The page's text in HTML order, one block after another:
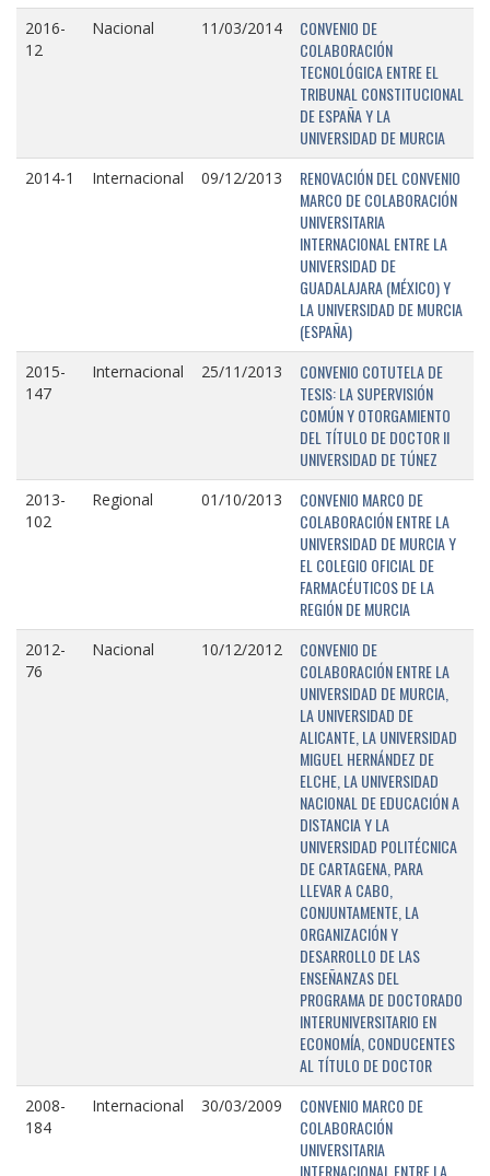
2016-
12
Nacional 11/03/2014
CONVENIO DE
COLABORACIÓN
TECNOLÓGICA ENTRE EL
TRIBUNAL CONSTITUCIONAL
DE ESPAÑA Y LA
UNIVERSIDAD DE MURCIA
2014-1 Internacional 09/12/2013
RENOVACIÓN DEL CONVENIO
MARCO DE COLABORACIÓN
UNIVERSITARIA
INTERNACIONAL ENTRE LA
UNIVERSIDAD DE
GUADALAJARA (MÉXICO) Y
LA UNIVERSIDAD DE MURCIA
(ESPAÑA)
2015-
147
Internacional 25/11/2013
CONVENIO COTUTELA DE
TESIS: LA SUPERVISIÓN
COMÚN Y OTORGAMIENTO
DEL TÍTULO DE DOCTOR II
UNIVERSIDAD DE TÚNEZ
2013-
102
Regional 01/10/2013
CONVENIO MARCO DE
COLABORACIÓN ENTRE LA
UNIVERSIDAD DE MURCIA Y
EL COLEGIO OFICIAL DE
FARMACÉUTICOS DE LA
REGIÓN DE MURCIA
2012-
76
Nacional 10/12/2012
CONVENIO DE
COLABORACIÓN ENTRE LA
UNIVERSIDAD DE MURCIA,
LA UNIVERSIDAD DE
ALICANTE, LA UNIVERSIDAD
MIGUEL HERNÁNDEZ DE
ELCHE, LA UNIVERSIDAD
NACIONAL DE EDUCACIÓN A
DISTANCIA Y LA
UNIVERSIDAD POLITÉCNICA
DE CARTAGENA, PARA
LLEVAR A CABO,
CONJUNTAMENTE, LA
ORGANIZACIÓN Y
DESARROLLO DE LAS
ENSEÑANZAS DEL
PROGRAMA DE DOCTORADO
INTERUNIVERSITARIO EN
ECONOMÍA, CONDUCENTES
AL TÍTULO DE DOCTOR
2008-
184
Internacional 30/03/2009
CONVENIO MARCO DE
COLABORACIÓN
UNIVERSITARIA
INTERNACIONAL ENTRE LA